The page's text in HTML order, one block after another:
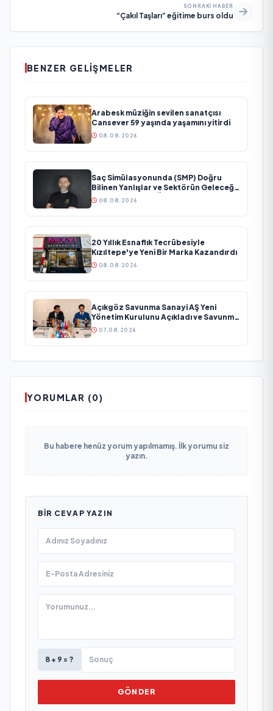
SONRAKI HABER
“Çakıl Taşları” eğitime burs oldu
BENZER GELIŞMELER
Arabesk müziğin sevilen sanatçısı
Cansever 59 yaşında yaşamını yitirdi
08.08.2026
Saç Simülasyonunda (SMP) Doğru
Bilinen Yanlışlar ve Sektörün Geleceği:
Onur Akdeniz ile Özel Röportaj
08.08.2026
20 Yıllık Esnaflık Tecrübesiyle
Kızıltepe'ye Yeni Bir Marka Kazandırdı
08.08.2026
Açıkgöz Savunma Sanayi AŞ Yeni
Yönetim Kurulunu Açıkladı ve Savunma
Sanayinde Küresel Vizyon Vurgusu
07.08.2026
YORUMLAR (0)
Bu habere henüz yorum yapılmamış. İlk yorumu siz
yazın.
BIR CEVAP YAZIN
8 + 9 = ?
GÖNDER